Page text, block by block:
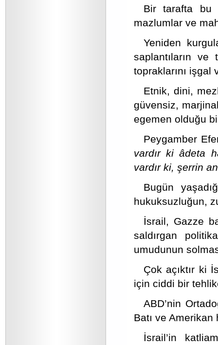
Bir tarafta bu
mazlumlar ve
Yeniden
saplantıların ve
topraklarını işgal
Etnik, dini,
güvensiz,
egemen olduğu
Peygamber
vardır ki âdeta
vardır ki, şerrin
Bugün
hukuksuzluğun,
İsrail, Gazze
saldırgan
umudunun
Çok açıktır ki
için ciddi bir
ABD’nin
Batı ve
İsrail’in